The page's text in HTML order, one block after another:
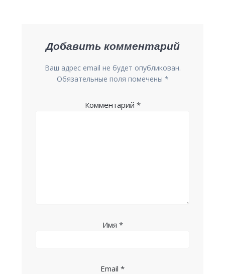
Добавить комментарий
Ваш адрес email не будет опубликован.
Обязательные поля помечены *
Комментарий *
Имя *
Email *